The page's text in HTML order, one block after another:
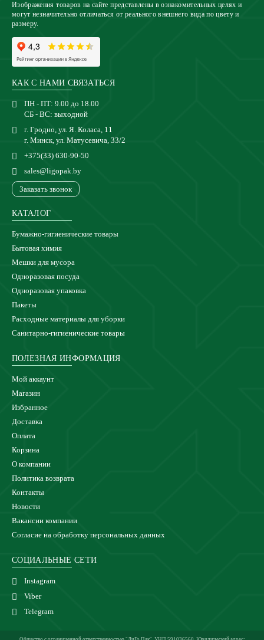
Изображения товаров на сайте представлены в ознакомительных целях и
могут незначительно отличаться от реального внешнего вида по цвету и
размеру.
КАК С НАМИ СВЯЗАТЬСЯ
ПН - ПТ: 9.00 до 18.00
СБ - ВС: выходной
г. Гродно, ул. Я. Коласа, 11
г. Минск, ул. Матусевича, 33/2
+375(33) 630-90-50
sales@ligopak.by
Заказать звонок
КАТАЛОГ
Бумажно-гигиенические товары
Бытовая химия
Мешки для мусора
Одноразовая посуда
Одноразовая упаковка
Пакеты
Расходные материалы для уборки
Санитарно-гигиенические товары
ПОЛЕЗНАЯ ИНФОРМАЦИЯ
Мой аккаунт
Магазин
Избранное
Доставка
Оплата
Корзина
О компании
Политика возврата
Контакты
Новости
Вакансии компании
Согласие на обработку персональных данных
СОЦИАЛЬНЫЕ СЕТИ
Instagram
Viber
Telegram